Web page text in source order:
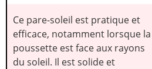
Ce pare-soleil est pratique et
efficace, notamment lorsque la
poussette est face aux rayons
du soleil. Il est solide et